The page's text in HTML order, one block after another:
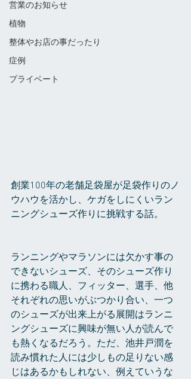
営業のお知らせ
植物
整体やお店の事だったり
症例
プライベート
創業100年の老舗足袋屋が足袋作りのノ
ウハウを活かし、ケガをしにくいラン
ニングシューズ作りに挑戦する話。
ランニングやマラソンには欠かす事の
できないシューズ、そのシューズ作り
に携わる職人、フィッター、選手、他
それぞれの思いがぶつかり合い、一つ
のシューズが出来上がる展開はランニ
ングシューズに興味が無い人が読んで
も熱くなるだろう。ただ、池井戸潤を
読み慣れた人には少しもの足りない感
じはあるかもしれない、例えていうな